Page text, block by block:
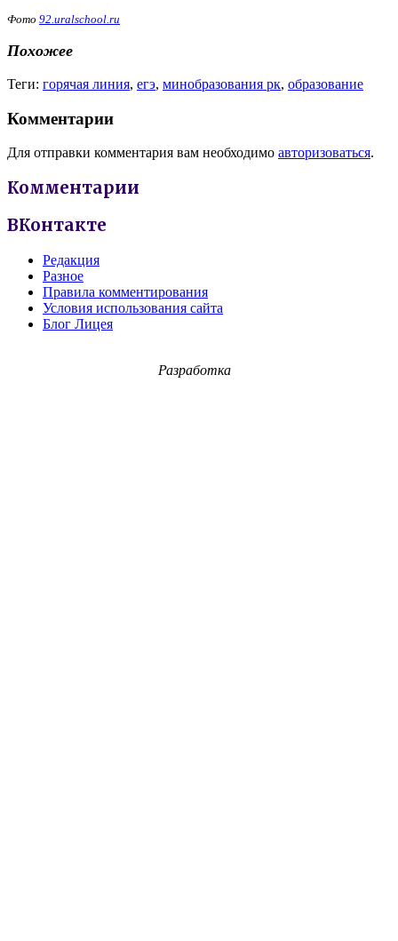
Фото 92.uralschool.ru
Похожее
Теги: горячая линия, егэ, минобразования рк, образование
Комментарии
Для отправки комментария вам необходимо авторизоваться.
Комментарии
ВКонтакте
Редакция
Разное
Правила комментирования
Условия использования сайта
Блог Лицея
Разработка